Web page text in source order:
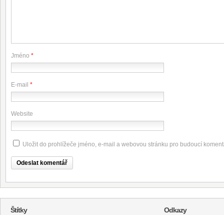
Jméno *
E-mail *
Website
Uložit do prohlížeče jméno, e-mail a webovou stránku pro budoucí
Štítky Odkazy